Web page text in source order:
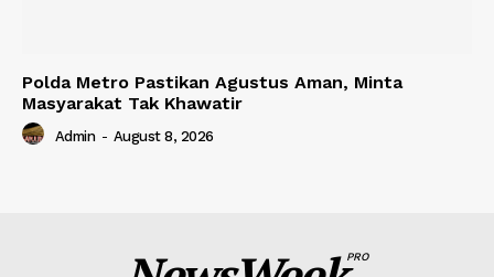
Polda Metro Pastikan Agustus Aman, Minta
Masyarakat Tak Khawatir
Admin - August 8, 2026
PRO